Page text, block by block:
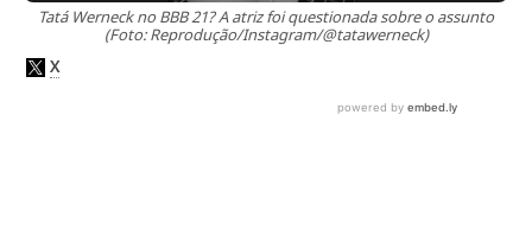
Tatá Werneck no BBB 21? A atriz foi questionada sobre o assunto
(Foto: Reprodução/Instagram/@tatawerneck)